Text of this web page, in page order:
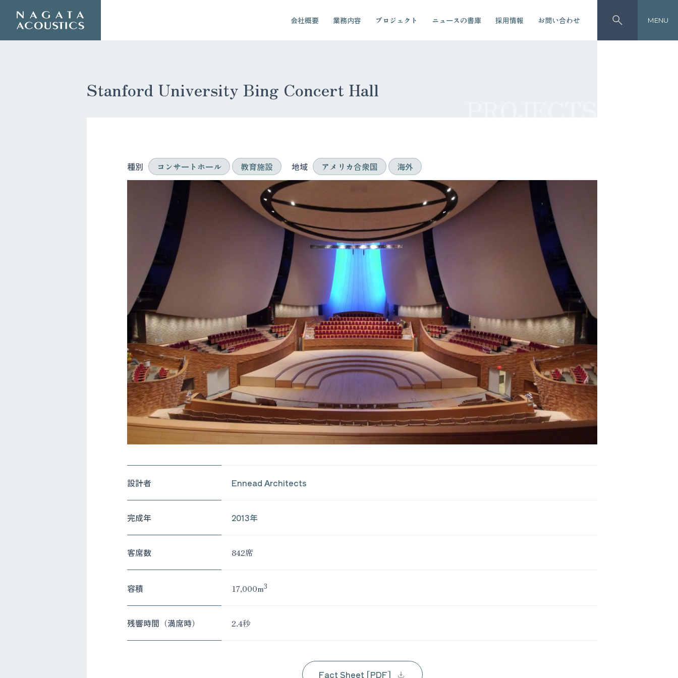
会社概要 業務内容 プロジェクト ニュースの書庫 採用情報 お問い合わせ MENU
Stanford University Bing Concert Hall
種別 コンサートホール 教育施設 地域 アメリカ合衆国 海外
設計者 Ennead Architects
完成年 2013年
客席数 842席
容積 17,000m3
残響時間（満席時） 2.4秒
Fact Sheet [PDF]